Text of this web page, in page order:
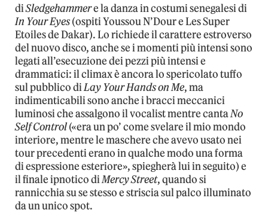
diSledgehammere la danza in costumi senegalesi di
In Your Eyes(ospiti Youssou N’Dour e Les Super
Etoiles de Dakar). Lo richiede il carattere estroverso
del nuovo disco, anche se i momenti più intensi sono
legati all’esecuzione dei pezzi più intensi e
drammatici: il climax è ancora lo spericolato tuffo
sul pubblico diLay Your Hands on Me, ma
indimenticabili sono anche i bracci meccanici
luminosi che assalgono il vocalist mentre cantaNo
Self Control(«era un po’ come svelare il mio mondo
interiore, mentre le maschere che avevo usato nei
tour precedenti erano in qualche modo una forma
di espressione esteriore», spiegherà lui in seguito) e
il finale ipnotico diMercy Street, quando si
rannicchia su se stesso e striscia sul palco illuminato
da un unico spot.